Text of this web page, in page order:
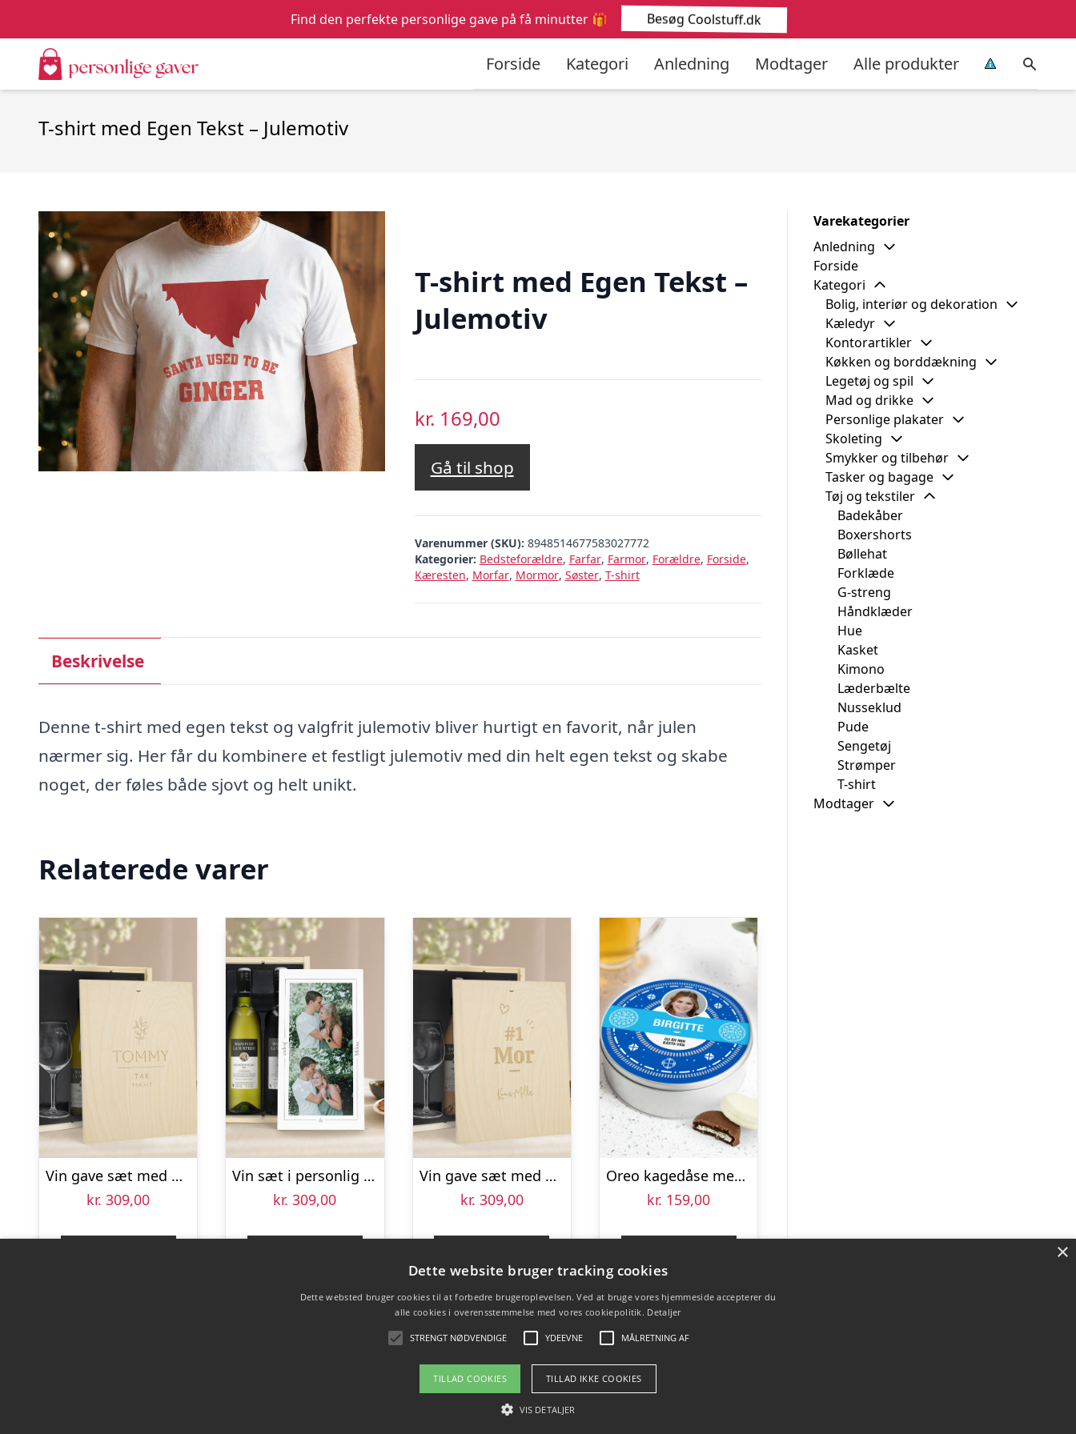
Forside Kategori Anledning Modtager Alle produkter
efter:
T-shirt med Egen Tekst – Julemotiv
T-shirt med Egen Tekst –
Julemotiv
kr. 169,00
Gå til shop
Varenummer (SKU): 8948514677583027772
Kategorier: Bedsteforældre, Farfar, Farmor, Forældre, Forside,
Kæresten, Morfar, Mormor, Søster, T-shirt
Beskrivelse
Denne t-shirt med egen tekst og valgfrit julemotiv bliver hurtigt en favorit, når julen
nærmer sig. Her får du kombinere et festligt julemotiv med din helt egen tekst og skabe
noget, der føles både sjovt og helt unikt.
Relaterede varer
Vin gave sæt med glas – Maison de la Surprise Chardonnay – Graveret låg
kr. 309,00
Vin sæt i personlig sag – Maison de la Surprise – Merlot en Sauvignon Blanc
kr. 309,00
Vin gave sæt med glas – Maison de la Surprise Syrah – Graveret låg
kr. 309,00
Gå til shop
Oreo kagedåse med navn – rund
kr. 159,00
Gå til shop
Varekategorier
Anledning
Forside
Kategori
Bolig, interiør og dekoration
Kæledyr
Kontorartikler
Køkken og borddækning
Legetøj og spil
Mad og drikke
Personlige plakater
Skoleting
Smykker og tilbehør
Tasker og bagage
Tøj og tekstiler
Badekåber
Boxershorts
Bøllehat
Forklæde
G-streng
Håndklæder
Hue
Kasket
Kimono
Læderbælte
Nusseklud
Pude
Sengetøj
Strømper
T-shirt
Modtager
Find den perfekte personlige gave på få minutter 🎁 Besøg Coolstuff.dk
×
Dette website bruger tracking cookies
Dette websted bruger cookies til at forbedre brugeroplevelsen. Ved at bruge vores hjemmeside accepterer du
alle cookies i overensstemmelse med vores cookiepolitik. Detaljer
STRENGT NØDVENDIGE YDEEVNE MÅLRETNING AF
TILLAD COOKIES TILLAD IKKE COOKIES
VIS DETALJER